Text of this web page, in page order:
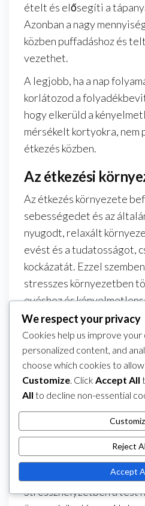
ételt és elősegíti a
Azonban a nagy
közben puffadáshoz és
vezethet.
A legjobb, ha a nap
korlátozod a
hogy elkerüld a
mérsékelt kortyokra, nem
étkezés közben.
Az étkezési
Az étkezés környezete
sebességedet és az
nyugodt, relaxált
evést és a tudatosságot,
kockázatát. Ezzel
stresszes környezetben
evéshez és
Próbálj meg kellemes
kialakítani a zavaró
például a képernyők vagy
elkerülésével. Ez segíthet
táplálkozásra
A stressz és az
A stressz mélyreható
emésztésre, és
Stresszhelyzetben a test
We respect your privacy
Cookies help us improve
personalized content, and
choose which cookies to
Customize. Click Accept All
All to decline non-essential
Reject
Accept